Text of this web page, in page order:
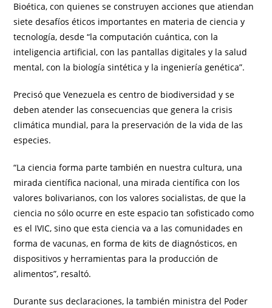
Bioética, con quienes se construyen acciones que atiendan
siete desafíos éticos importantes en materia de ciencia y
tecnología, desde “la computación cuántica, con la
inteligencia artificial, con las pantallas digitales y la salud
mental, con la biología sintética y la ingeniería genética”.
Precisó que Venezuela es centro de biodiversidad y se
deben atender las consecuencias que genera la crisis
climática mundial, para la preservación de la vida de las
especies.
“La ciencia forma parte también en nuestra cultura, una
mirada científica nacional, una mirada científica con los
valores bolivarianos, con los valores socialistas, de que la
ciencia no sólo ocurre en este espacio tan sofisticado como
es el IVIC, sino que esta ciencia va a las comunidades en
forma de vacunas, en forma de kits de diagnósticos, en
dispositivos y herramientas para la producción de
alimentos”, resaltó.
Durante sus declaraciones, la también ministra del Poder